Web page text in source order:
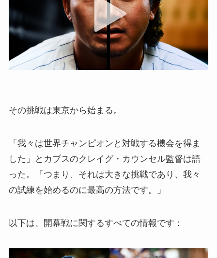
その挑戦は東京から始まる。
「我々は世界チャンピオンと対戦する機会を得ま
した」とカブスのクレイグ・カウンセル監督は語
った。「つまり、それは大きな挑戦であり、我々
の試練を始めるのに最高の方法です。」
以下は、開幕戦に関するすべての情報です：